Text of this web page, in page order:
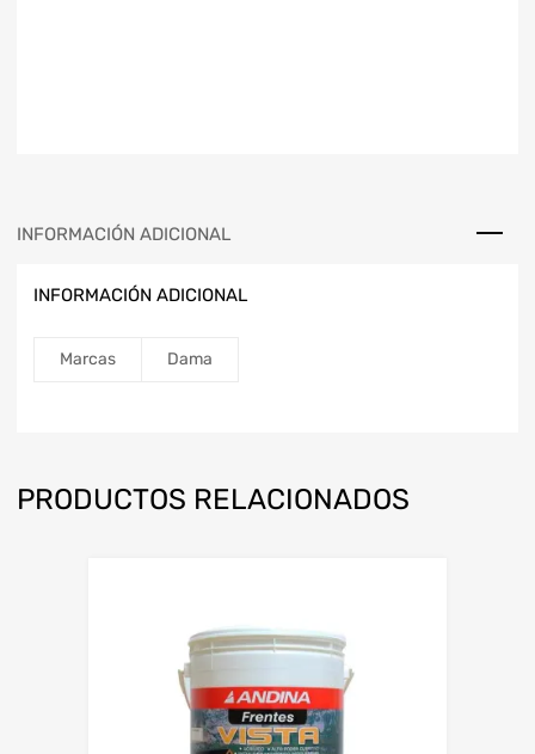
INFORMACIÓN ADICIONAL
INFORMACIÓN ADICIONAL
Marcas Dama
PRODUCTOS RELACIONADOS